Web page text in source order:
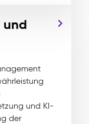
und
und KI-
der